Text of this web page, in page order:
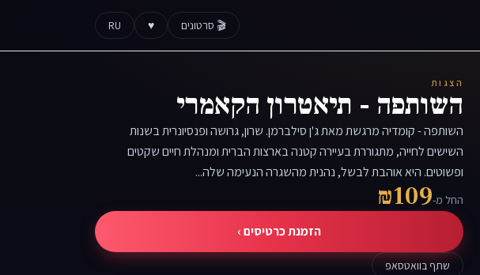
🎬 סרטונים ♥
RU
הצגות
השותפה - תיאטרון הקאמרי
השותפה - קומדיה מרגשת מאת ג'ן סילברמן. שרון, גרושה ופנסיונרית בשנות
השישים לחייה, מתגוררת בעיירה קטנה בארצות הברית ומנהלת חיים שקטים
ופשוטים. היא אוהבת לבשל, נהנית מהשגרה הנעימה שלה...
החל מ-₪109
הזמנת כרטיסים ›
שתף בוואטסאפ